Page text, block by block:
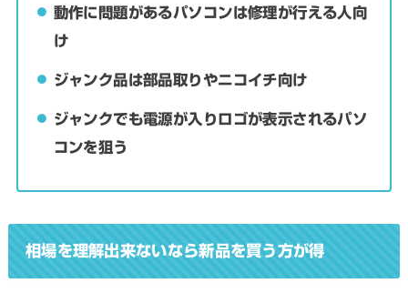
動作に問題があるパソコンは修理が行える人向
け
ジャンク品は部品取りやニコイチ向け
ジャンクでも電源が入りロゴが表示されるパソ
コンを狙う
相場を理解出来ないなら新品を買う方が得